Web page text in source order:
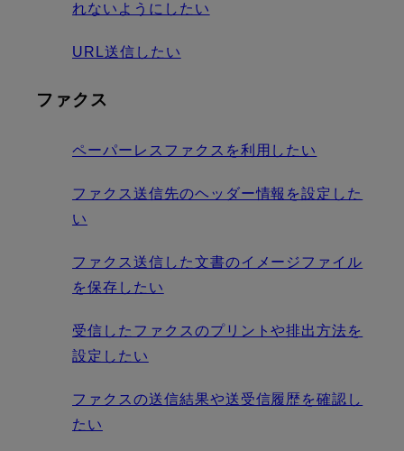
れないようにしたい
URL送信したい
ファクス
ペーパーレスファクスを利用したい
ファクス送信先のヘッダー情報を設定した
い
ファクス送信した文書のイメージファイル
を保存したい
受信したファクスのプリントや排出方法を
設定したい
ファクスの送信結果や送受信履歴を確認し
たい